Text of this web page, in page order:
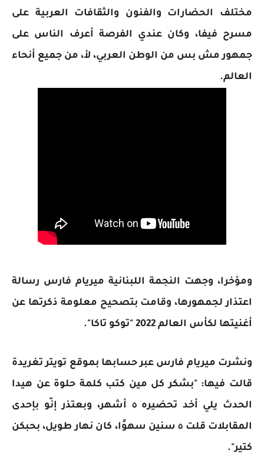
مختلف الحضارات والفنون والثقافات العربية على
مسرح فيفا، وكان عندي الفرصة أعرف الناس على
جمهور مش بس من الوطن العربي، لأ، من جميع أنحاء
العالم.
ومؤخرا، وجهت النجمة اللبنانية ميريام فارس رسالة
اعتذار لجمهورها، وقامت بتصحيح معلومة ذكرتها عن
أغنيتها لكأس العالم 2022 "توكو تاكا".
ونشرت ميريام فارس عبر حسابها بموقع تويتر تغريدة
قالت فيها: "بشكر كل مين كتب كلمة حلوة عن هيدا
الحدث يلي أخد تحضيره ٥ أشهر، وبعتذر إنّو بإحدى
المقابلات قلت ٥ سنين سهوًا، كان نهار طويل، بحبكن
كتير".